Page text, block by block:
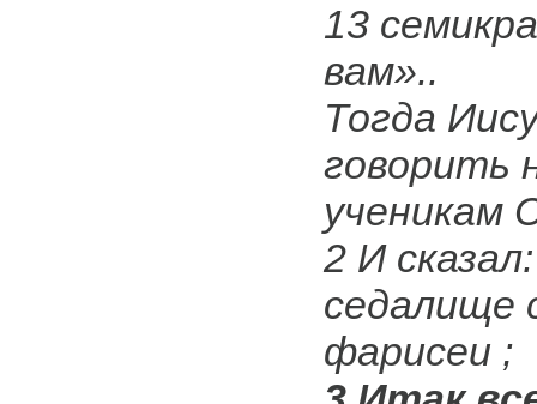
13
вам»..
Тогда
говорить
ученикам
2 И
седалище
фарисеи ;